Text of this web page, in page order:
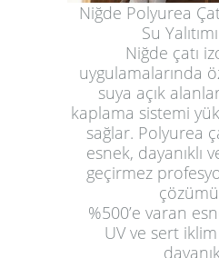
Niğde Polyurea
Su
Niğde çatı
uygulamalarında
suya açık
kaplama sistemi
sağlar. Polyurea
esnek, dayanıklı
geçirmez
%500’e varan
UV ve sert